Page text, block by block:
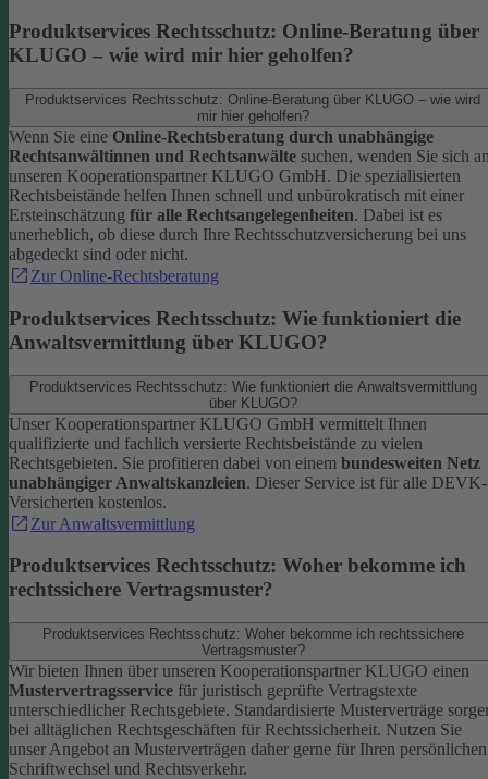
Produktservices Rechtsschutz: Online-Beratung über
KLUGO – wie wird mir hier geholfen?
Produktservices Rechtsschutz: Online-Beratung über KLUGO – wie wird
mir hier geholfen?
Wenn Sie eine Online-Rechtsberatung durch unabhängige
Rechtsanwältinnen und Rechtsanwälte suchen, wenden Sie sich
unseren Kooperationspartner KLUGO GmbH. Die spezialisierten
Rechtsbeistände helfen Ihnen schnell und unbürokratisch mit einer
Ersteinschätzung für alle Rechtsangelegenheiten. Dabei ist es
unerheblich, ob diese durch Ihre Rechtsschutzversicherung bei uns
abgedeckt sind oder nicht.
Zur Online-Rechtsberatung
Produktservices Rechtsschutz: Wie funktioniert die
Anwaltsvermittlung über KLUGO?
Produktservices Rechtsschutz: Wie funktioniert die Anwaltsvermittlung
über KLUGO?
Unser Kooperationspartner KLUGO GmbH vermittelt Ihnen
qualifizierte und fachlich versierte Rechtsbeistände zu vielen
Rechtsgebieten. Sie profitieren dabei von einem bundesweiten Netz
unabhängiger Anwaltskanzleien. Dieser Service ist für alle DEVK-
Versicherten kostenlos.
Zur Anwaltsvermittlung
Produktservices Rechtsschutz: Woher bekomme ich
rechtssichere Vertragsmuster?
Produktservices Rechtsschutz: Woher bekomme ich rechtssichere
Vertragsmuster?
Wir bieten Ihnen über unseren Kooperationspartner KLUGO einen
Mustervertragsservice für juristisch geprüfte Vertragstexte
unterschiedlicher Rechtsgebiete. Standardisierte Musterverträge
bei alltäglichen Rechtsgeschäften für Rechtssicherheit. Nutzen Sie
unser Angebot an Musterverträgen daher gerne für Ihren persönlichen
Schriftwechsel und Rechtsverkehr.